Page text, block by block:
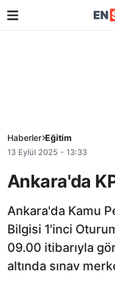
Haberler Eğitim
13 Eylül 2025 - 13:33
Ankara'da
Ankara'da Kamu
Bilgisi 1'inci
09.00 itibarıyla
altında sınav